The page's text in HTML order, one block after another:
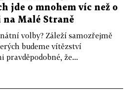
jde o mnohem víc než o
na Malé Straně
volby? Záleží samozřejmě
budeme vítězství
pravděpodobné, že...